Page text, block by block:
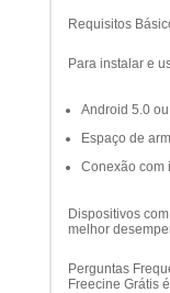
Requisitos
Para instalar e
Android 5.0
Espaço de
Conexão com
Dispositivos
melhor
Perguntas
Freecine Grátis